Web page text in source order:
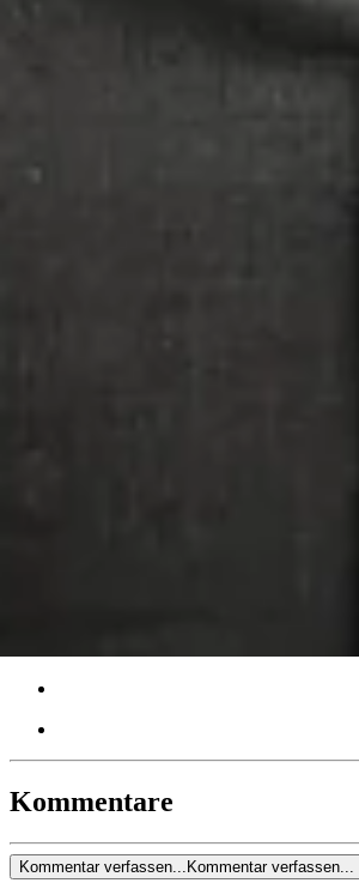
Kommentare
Kommentar verfassen... Kommentar verfassen...